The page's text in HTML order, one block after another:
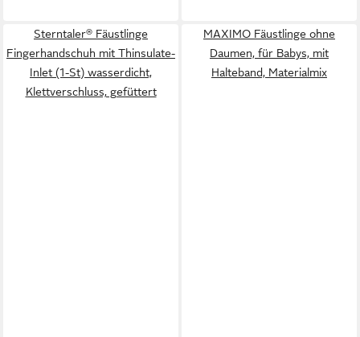
Sterntaler® Fäustlinge
Fingerhandschuh mit Thinsulate-
Inlet (1-St) wasserdicht,
Klettverschluss, gefüttert
MAXIMO Fäustlinge ohne
Daumen, für Babys, mit
Halteband, Materialmix